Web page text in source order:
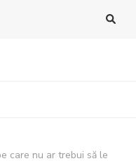
care nu ar trebui să le